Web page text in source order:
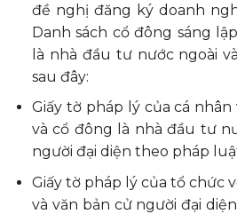
đề nghị đăng ký doanh
Danh sách cổ đông sáng
là nhà đầu tư nước ngoài
sau đây:
Giấy tờ pháp lý của cá
và cổ đông là nhà đầu tư
người đại diện theo pháp
Giấy tờ pháp lý của tổ chức
và văn bản cử người đại